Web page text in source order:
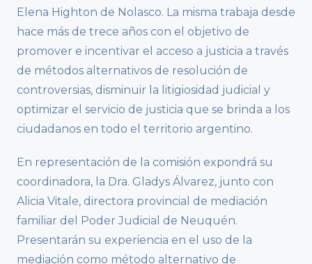
Elena Highton de Nolasco. La misma trabaja desde
hace más de trece años con el objetivo de
promover e incentivar el acceso a justicia a través
de métodos alternativos de resolución de
controversias, disminuir la litigiosidad judicial y
optimizar el servicio de justicia que se brinda a los
ciudadanos en todo el territorio argentino.
En representación de la comisión expondrá su
coordinadora, la Dra. Gladys Álvarez, junto con
Alicia Vitale, directora provincial de mediación
familiar del Poder Judicial de Neuquén.
Presentarán su experiencia en el uso de la
mediación como método alternativo de